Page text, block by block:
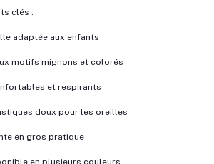
clés :
adaptée aux enfants
motifs mignons et colorés
et respirants
doux pour les oreilles
en gros pratique
en plusieurs couleurs